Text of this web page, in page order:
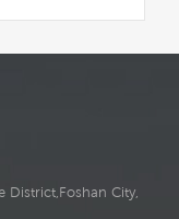
District,Foshan City,